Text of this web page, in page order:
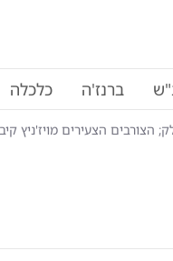
ברנז'ה כלכלה
הצעירים מויז'ניץ